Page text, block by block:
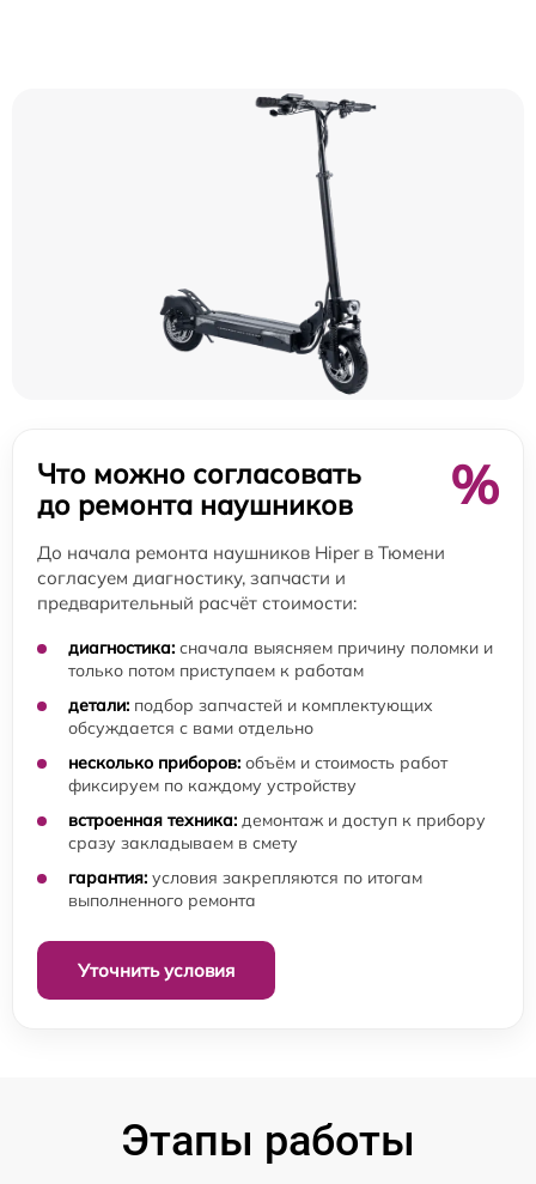
Что можно согласовать
до ремонта наушников
%
До начала ремонта наушников Hiper в Тюмени
согласуем диагностику, запчасти и
предварительный расчёт стоимости:
диагностика: сначала выясняем причину поломки и
только потом приступаем к работам
детали: подбор запчастей и комплектующих
обсуждается с вами отдельно
несколько приборов: объём и стоимость работ
фиксируем по каждому устройству
встроенная техника: демонтаж и доступ к прибору
сразу закладываем в смету
гарантия: условия закрепляются по итогам
выполненного ремонта
Уточнить условия
Этапы работы